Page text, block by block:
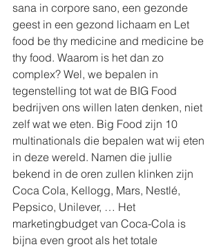
sana in corpore sano, een gezonde
geest in een gezond lichaam en Let
food be thy medicine and medicine be
thy food. Waarom is het dan zo
complex? Wel, we bepalen in
tegenstelling tot wat de BIG Food
bedrijven ons willen laten denken, niet
zelf wat we eten. Big Food zijn 10
multinationals die bepalen wat wij eten
in deze wereld. Namen die jullie
bekend in de oren zullen klinken zijn
Coca Cola, Kellogg, Mars, Nestlé,
Pepsico, Unilever, … Het
marketingbudget van Coca-Cola is
bijna even groot als het totale